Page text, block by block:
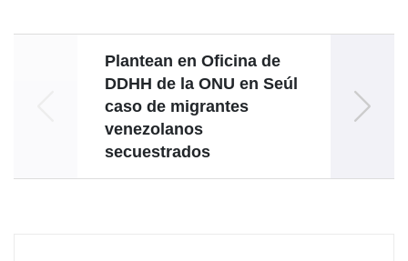
Plantean en Oficina de
DDHH de la ONU en Seúl
caso de migrantes
venezolanos
secuestrados